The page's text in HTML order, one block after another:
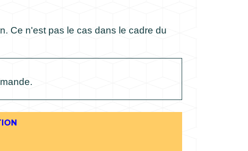
Ce n'est pas le cas dans le cadre du